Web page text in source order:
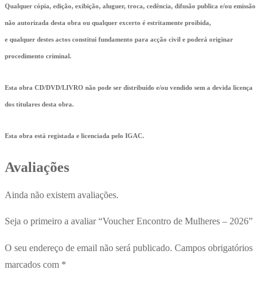
Qualquer cópia, edição, exibição, aluguer, troca, cedência, difusão publica e/ou emissão
não autorizada desta obra ou qualquer excerto é estritamente proibida,
e qualquer destes actos constitui fundamento para acção civil e poderá originar
procedimento criminal.
Esta obra CD/DVD/LIVRO não pode ser distribuído e/ou vendido sem a devida licença
dos titulares desta obra.
Esta obra está registada e licenciada pelo IGAC.
Avaliações
Ainda não existem avaliações.
Seja o primeiro a avaliar “Voucher Encontro de Mulheres – 2026”
O seu endereço de email não será publicado. Campos obrigatórios
marcados com *